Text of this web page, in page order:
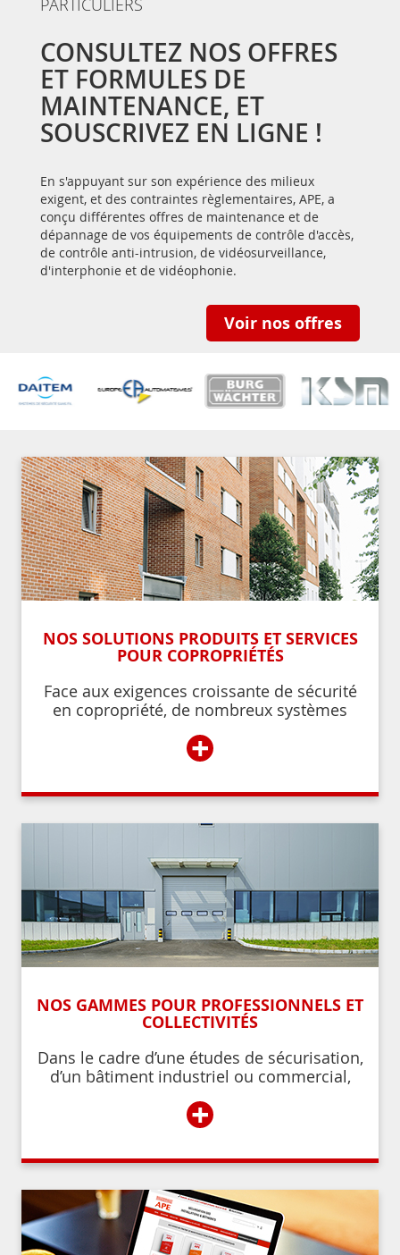
PARTICULIERS
CONSULTEZ NOS OFFRES
ET FORMULES DE
MAINTENANCE, ET
SOUSCRIVEZ EN LIGNE !
En s'appuyant sur son expérience des milieux
exigent, et des contraintes règlementaires, APE, a
conçu différentes offres de maintenance et de
dépannage de vos équipements de contrôle d'accès,
de contrôle anti-intrusion, de vidéosurveillance,
d'interphonie et de vidéophonie.
Voir nos offres
NOS SOLUTIONS PRODUITS ET SERVICES
POUR COPROPRIÉTÉS
Face aux exigences croissante de sécurité
en copropriété, de nombreux systèmes
l’accès à l’immeuble aux résidents ou aux
personnes autorisées par ces derniers.
+
NOS GAMMES POUR PROFESSIONNELS ET
COLLECTIVITÉS
Dans le cadre d’une études de sécurisation,
d’un bâtiment industriel ou commercial,
+